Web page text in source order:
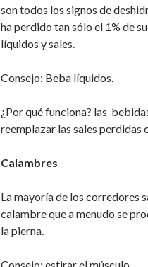
son todos los signos de
ha perdido tan sólo el 1% de
líquidos y sales.
Consejo: Beba líquidos.
¿Por qué funciona? las
reemplazar las sales perdidas
Calambres
La mayoría de los corredores
calambre que a menudo se
la pierna.